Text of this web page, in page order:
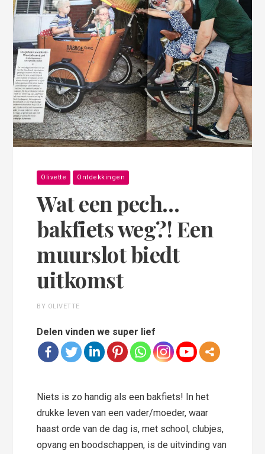
Olivette Ontdekkingen
Wat een pech…
bakfiets weg?! Een
muurslot biedt
uitkomst
BY OLIVETTE
Delen vinden we super lief
Niets is zo handig als een bakfiets! In het
drukke leven van een vader/moeder, waar
haast orde van de dag is, met school, clubjes,
opvang en boodschappen, is de uitvinding van